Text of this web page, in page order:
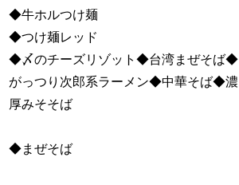
◆牛ホルつけ麺
◆つけ麺レッド
◆〆のチーズリゾット◆台湾まぜそば◆
がっつり次郎系ラーメン◆中華そば◆濃
厚みそそば
◆まぜそば